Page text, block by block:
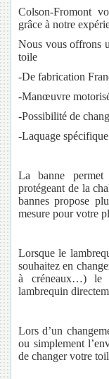
Colson-Fromont
grâce à notre
Nous vous offrons
toile
-De fabrication
-Manœuvre
-Possibilité de
-Laquage
La banne
protégeant de la
bannes propose
mesure pour votre
Lorsque le
souhaitez en
à créneaux…) le
lambrequin
Lors d’un
ou simplement
de changer votre